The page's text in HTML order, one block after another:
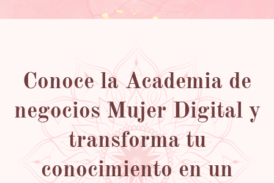
Conoce la Academia de
negocios Mujer Digital y
transforma tu
conocimiento en un